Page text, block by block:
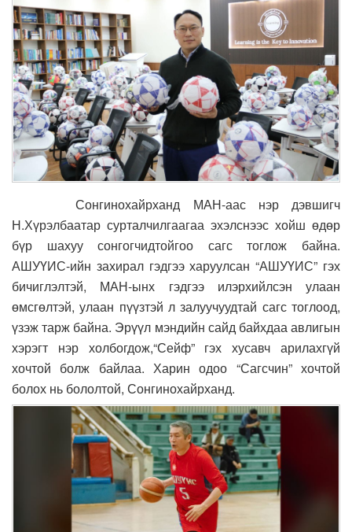
Сонгинохайрханд МАН-аас нэр дэвшигч
Н.Хүрэлбаатар сурталчилгаагаа эхэлснээс хойш өдөр
бүр шахуу сонгогчидтойгоо сагс тоглож байна.
АШУҮИС-ийн захирал гэдгээ харуулсан “АШУҮИС” гэх
бичиглэлтэй, МАН-ынх гэдгээ илэрхийлсэн улаан
өмсгөлтэй, улаан пүүзтэй л залуучуудтай сагс тоглоод,
үзэж тарж байна. Эрүүл мэндийн сайд байхдаа авлигын
хэрэгт нэр холбогдож,“Сейф” гэх хусавч арилахгүй
хочтой болж байлаа. Харин одоо “Сагсчин” хочтой
болох нь бололтой, Сонгинохайрханд.